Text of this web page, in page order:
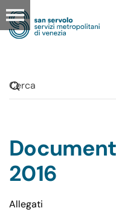
Skip to main
2016
Allegati